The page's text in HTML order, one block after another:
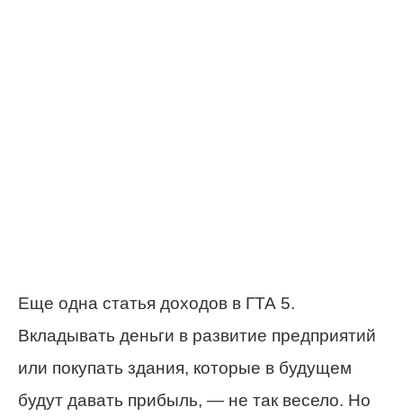
Еще одна статья доходов в ГТА 5.
Вкладывать деньги в развитие предприятий
или покупать здания, которые в будущем
будут давать прибыль, — не так весело. Но